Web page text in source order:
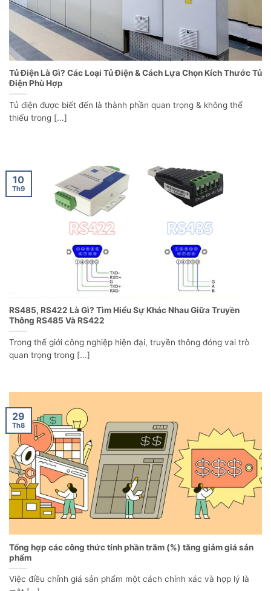
Tủ Điện Là Gì? Các Loại Tủ Điện & Cách Lựa Chọn Kích Thước Tủ
Điện Phù Hợp
Tủ điện được biết đến là thành phần quan trọng & không thể
thiếu trong [...]
RS485, RS422 Là Gì? Tìm Hiểu Sự Khác Nhau Giữa Truyền
Thông RS485 Và RS422
Trong thế giới công nghiệp hiện đại, truyền thông đóng vai trò
quan trọng trong [...]
10
Th9
Tổng hợp các công thức tính phần trăm (%) tăng giảm giá sản
phẩm
Việc điều chỉnh giá sản phẩm một cách chính xác và hợp lý là
29
Th8